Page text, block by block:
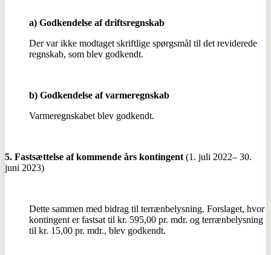
a) Godkendelse af driftsregnskab
Der var ikke modtaget skriftlige spørgsmål til det reviderede
regnskab, som blev godkendt.
b) Godkendelse af varmeregnskab
Varmeregnskabet blev godkendt.
5. Fastsættelse af kommende års kontingent (1. juli 2022– 30.
juni 2023)
Dette sammen med bidrag til terrænbelysning. Forslaget, hvor
kontingent er fastsat til kr. 595,00 pr. mdr. og terrænbelysning
til kr. 15,00 pr. mdr., blev godkendt.